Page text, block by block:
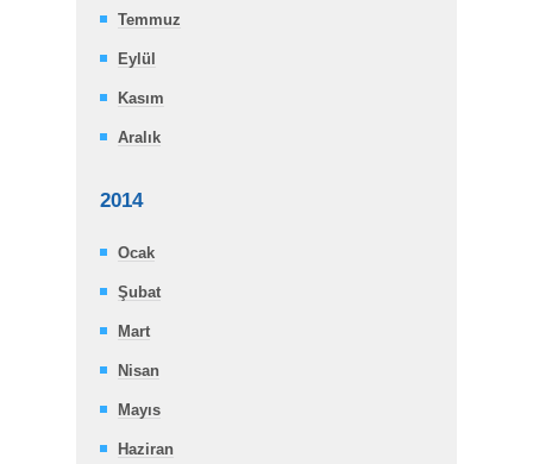
Temmuz
Eylül
Kasım
Aralık
2014
Ocak
Şubat
Mart
Nisan
Mayıs
Haziran